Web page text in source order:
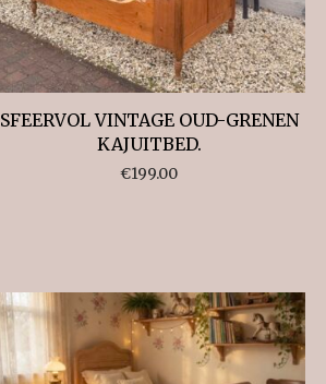
SFEERVOL VINTAGE OUD-GRENEN
KAJUITBED.
€199.00